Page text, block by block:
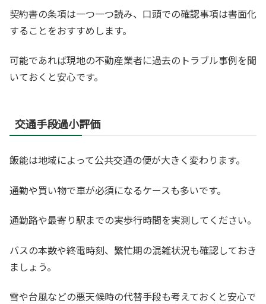
契約書の条項は一つ一つ読み、口頭での確認事項は書面化
することをおすすめします。
可能であれば現地の不動産業者に過去のトラブル事例を聞
いておくと安心です。
交通手段過小評価
飯能は地域によって公共交通の便が大きく変わります。
通勤や買い物で車が必須になるケースも多いです。
通勤路や最寄り駅までの実歩行時間を実測してください。
バスの本数や終電時刻、繁忙期の混雑状況も確認しておき
ましょう。
雪や台風などの悪天候時の代替手段も考えておくと安心で